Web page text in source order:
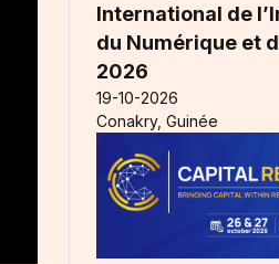
International de
du Numérique et
2026
19-10-2026
Conakry, Guinée